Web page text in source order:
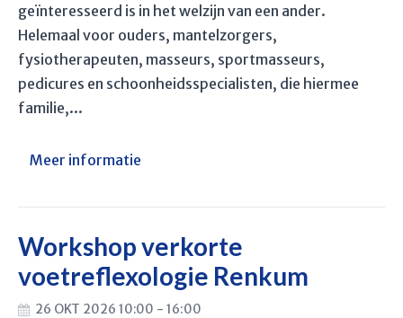
geïnteresseerd is in het welzijn van een ander.
Helemaal voor ouders, mantelzorgers,
fysiotherapeuten, masseurs, sportmasseurs,
pedicures en schoonheidsspecialisten, die hiermee
familie,...
Meer informatie
Workshop verkorte
voetreflexologie Renkum
26 OKT 2026 10:00 - 16:00